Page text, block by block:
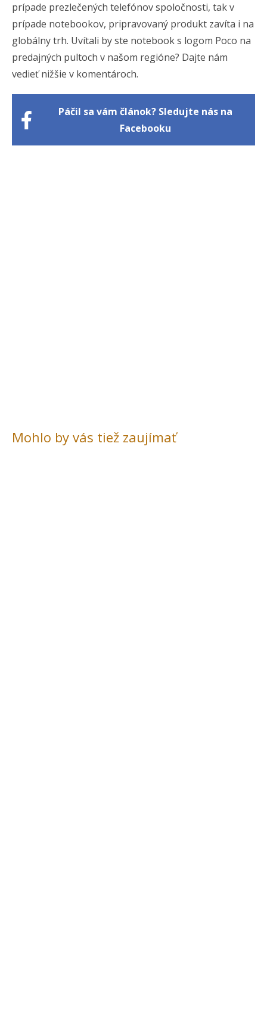
prípade prezlečených telefónov spoločnosti, tak v
prípade notebookov, pripravovaný produkt zavíta i na
globálny trh. Uvítali by ste notebook s logom Poco na
predajných pultoch v našom regióne? Dajte nám
vedieť nižšie v komentároch.
Páčil sa vám článok? Sledujte nás na
Facebooku
Mohlo by vás tiež zaujímať